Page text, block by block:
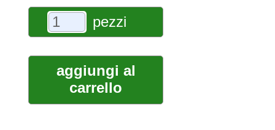
pezzi
aggiungi al
carrello